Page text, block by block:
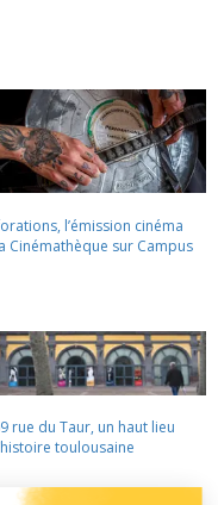
l’émission cinéma
Cinémathèque sur Campus
rue du Taur, un haut lieu
toulousaine